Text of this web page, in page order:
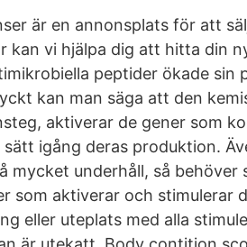
är en annonsplats för att
kan vi hjälpa dig att hitta din
peptider ökade sin
kan man säga att den
aktiverar de gener som
igång deras produktion.
mycket underhåll, så behöver
som aktiverar och stimulerar
eller uteplats med alla